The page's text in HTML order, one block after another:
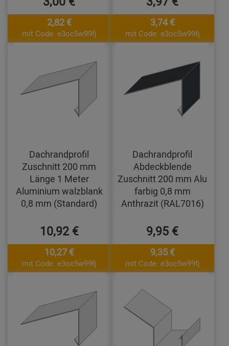
2,82 €
mit Code: e3oc5w99fj
3,74 €
mit Code: e3oc5w99fj
Dachrandprofil
Zuschnitt 200 mm
Länge 1 Meter
Aluminium walzblank
0,8 mm (Standard)
10,92 €
10,27 €
mit Code: e3oc5w99fj
Dachrandprofil
Abdeckblende
Zuschnitt 200 mm Alu
farbig 0,8 mm
Anthrazit (RAL7016)
9,95 €
9,35 €
mit Code: e3oc5w99fj